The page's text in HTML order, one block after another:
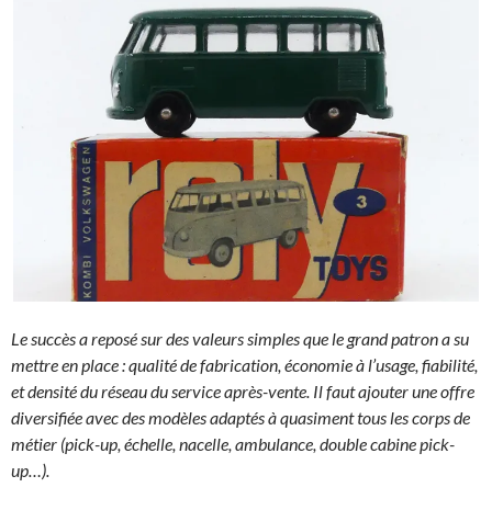
Le succès a reposé sur des valeurs simples que le grand patron a su
mettre en place : qualité de fabrication, économie à l’usage, fiabilité,
et densité du réseau du service après-vente. Il faut ajouter une offre
diversifiée avec des modèles adaptés à quasiment tous les corps de
métier (pick-up, échelle, nacelle, ambulance, double cabine pick-
up…).